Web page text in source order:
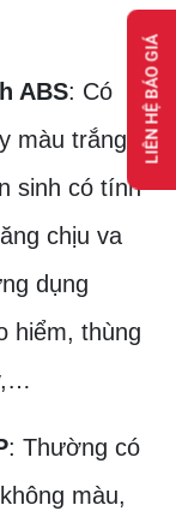
ABS: Có
màu trắng
sinh có tính
chịu va
dụng
hiểm, thùng
: Thường có
màu,
LIÊN HỆ BÁO GIÁ